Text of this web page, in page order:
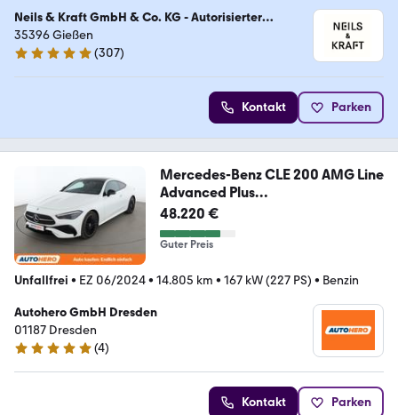
Neils & Kraft GmbH & Co. KG - Autorisierter
Mercedes Benz Partner
35396 Gießen
4.9 Sterne
(307)
Kontakt Parken
Mercedes-Benz CLE 200 AMG Line
Advanced Plus
Aut.*PANO*LED*SHZ
48.220 €
Guter Preis
Unfallfrei • EZ 06/2024• 14.805 km • 167 kW (227 PS) • Benzin
Autohero GmbH Dresden
01187 Dresden
5 Sterne
(4)
Kontakt Parken